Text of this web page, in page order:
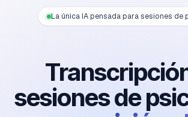
La única IA pensada para sesiones de
sesiones de